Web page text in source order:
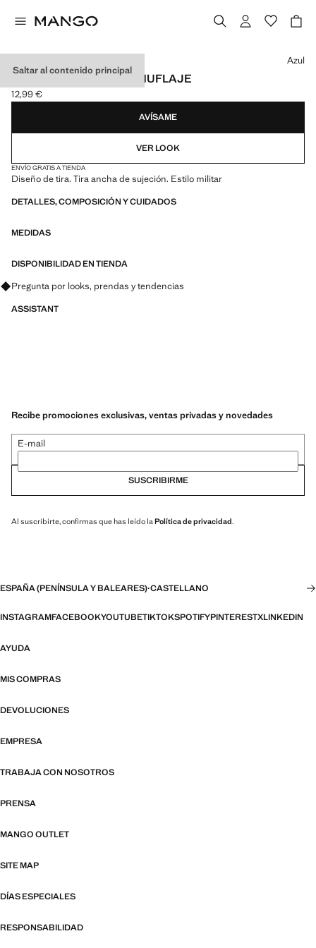
Saltar al contenido principal
CHANCLAS ESTILO CAMUFLAJE
Precio actual [12,99 € ]
12,99 €
Selecciona un color
Azul
AVÍSAME
VER LOOK
ENVÍO GRATIS A TIENDA
Diseño de tira. Tira ancha de sujeción. Estilo militar
DETALLES, COMPOSICIÓN Y CUIDADOS
MEDIDAS
DISPONIBILIDAD EN TIENDA
Pregunta por looks, prendas y tendencias
ASSISTANT
Recibe promociones exclusivas, ventas privadas y novedades
E-mail
SUSCRIBIRME
Al suscribirte, confirmas que has leído la Política de privacidad.
ESPAÑA (PENÍNSULA Y BALEARES)·CASTELLANO
INSTAGRAMFACEBOOKYOUTUBETIKTOKSPOTIFYPINTERESTXLINKEDIN
AYUDA
MIS COMPRAS
DEVOLUCIONES
EMPRESA
TRABAJA CON NOSOTROS
PRENSA
MANGO OUTLET
SITE MAP
DÍAS ESPECIALES
RESPONSABILIDAD